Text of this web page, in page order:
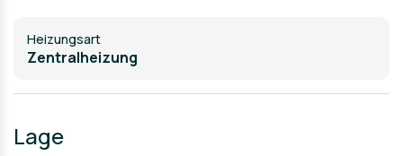
Heizungsart
Zentralheizung
Lage